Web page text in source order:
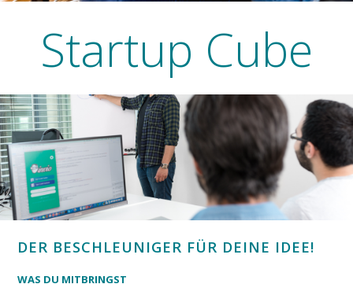
Startup Cube
DER BESCHLEUNIGER FÜR DEINE IDEE!
WAS DU MITBRINGST